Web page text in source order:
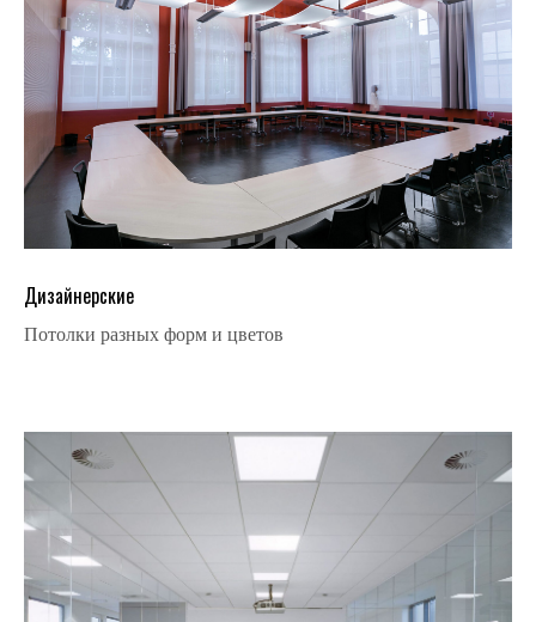
Дизайнерские
Потолки разных форм и цветов